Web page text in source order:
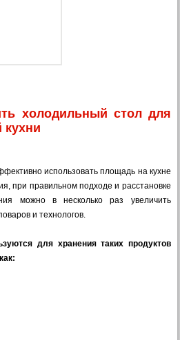
холодильный стол для
использовать площадь на кухне
при правильном подходе и расстановке
можно в несколько раз увеличить
и технологов.
для хранения таких продуктов